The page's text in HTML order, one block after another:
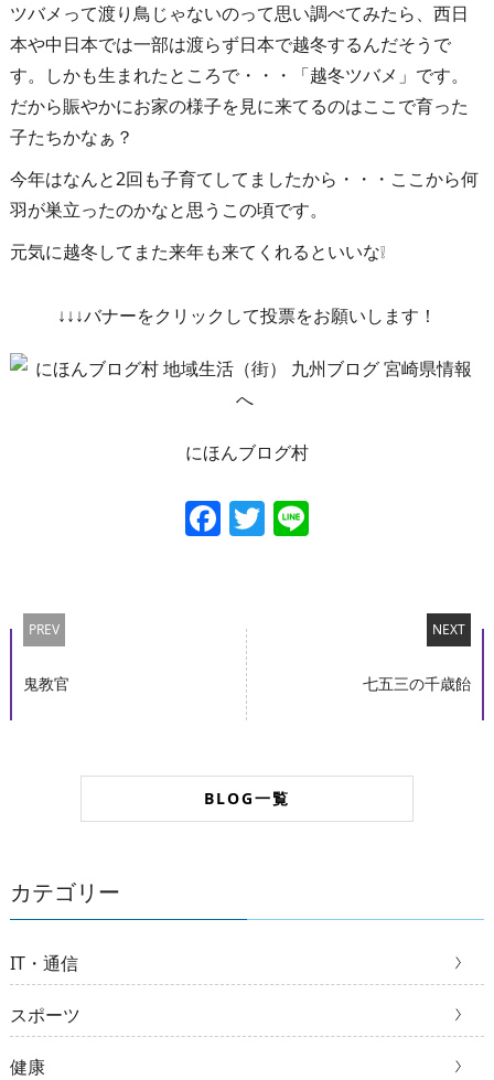
ツバメって渡り鳥じゃないのって思い調べてみたら、西日
本や中日本では一部は渡らず日本で越冬するんだそうで
す。しかも生まれたところで・・・「越冬ツバメ」です。
だから賑やかにお家の様子を見に来てるのはここで育った
子たちかなぁ？
今年はなんと2回も子育てしてましたから・・・ここから何
羽が巣立ったのかなと思うこの頃です。
元気に越冬してまた来年も来てくれるといいな❕
↓↓↓バナーをクリックして投票をお願いします！
にほんブログ村
Facebook
Twitter
Line
PREV
鬼教官
NEXT
七五三の千歳飴
BLOG一覧
カテゴリー
IT・通信
スポーツ
健康